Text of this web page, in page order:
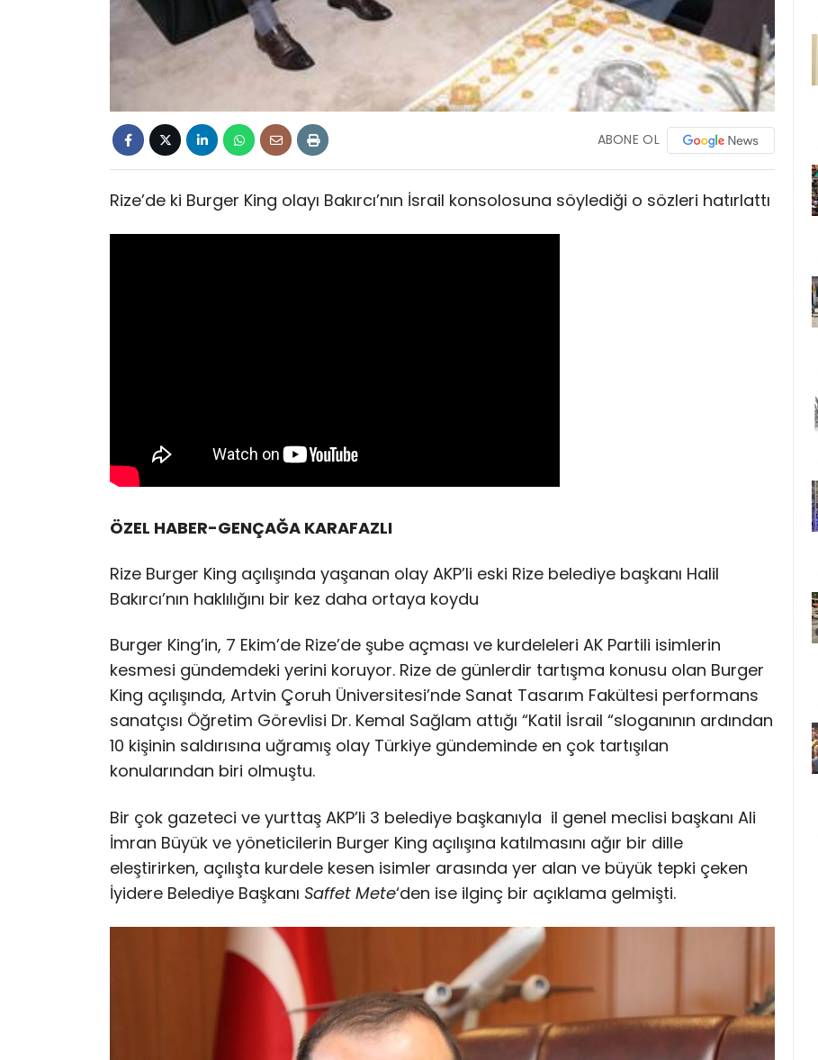
ABONE OL
Rize’de ki Burger King olayı Bakırcı’nın İsrail konsolosuna söylediği o sözleri hatırlattı
ÖZEL HABER-GENÇAĞA KARAFAZLI
Rize Burger King açılışında yaşanan olay AKP’li eski Rize belediye başkanı Halil
Bakırcı’nın haklılığını bir kez daha ortaya koydu
Burger King’in, 7 Ekim’de Rize’de şube açması ve kurdeleleri AK Partili isimlerin
kesmesi gündemdeki yerini koruyor. Rize de günlerdir tartışma konusu olan Burger
King açılışında, Artvin Çoruh Üniversitesi’nde Sanat Tasarım Fakültesi performans
sanatçısı Öğretim Görevlisi Dr. Kemal Sağlam attığı “Katil İsrail “sloganının ardından
10 kişinin saldırısına uğramış olay Türkiye gündeminde en çok tartışılan
konularından biri olmuştu.
Bir çok gazeteci ve yurttaş AKP’li 3 belediye başkanıyla il genel meclisi başkanı Ali
İmran Büyük ve yöneticilerin Burger King açılışına katılmasını ağır bir dille
eleştirirken, açılışta kurdele kesen isimler arasında yer alan ve büyük tepki çeken
İyidere Belediye Başkanı Saffet Mete‘den ise ilginç bir açıklama gelmişti.